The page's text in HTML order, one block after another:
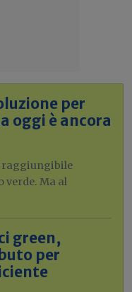
per
oggi è ancora
raggiungibile
Ma al
green,
per